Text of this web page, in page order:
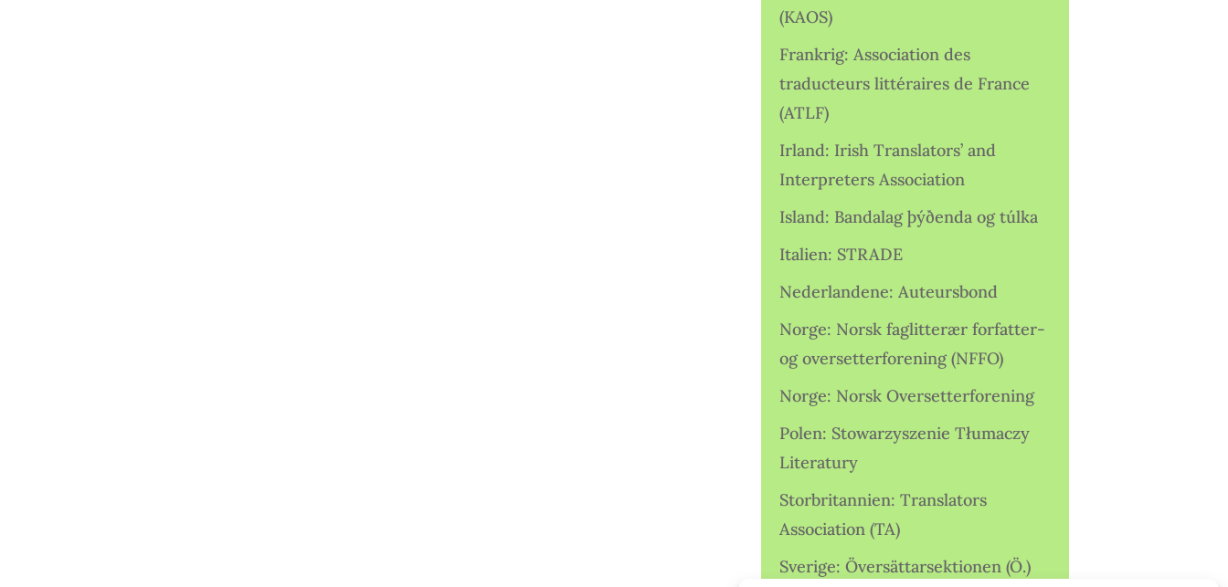
(KAOS)
Frankrig: Association des
traducteurs littéraires de France
(ATLF)
Irland: Irish Translators’ and
Interpreters Association
Island: Bandalag þýðenda og túlka
Italien: STRADE
Nederlandene: Auteursbond
Norge: Norsk faglitterær forfatter-
og oversetterforening (NFFO)
Norge: Norsk Oversetterforening
Polen: Stowarzyszenie Tłumaczy
Literatury
Storbritannien: Translators
Association (TA)
Sverige: Översättarsektionen (Ö.)